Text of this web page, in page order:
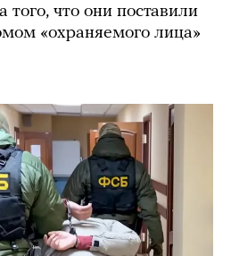
того, что они поставили
«охраняемого лица»